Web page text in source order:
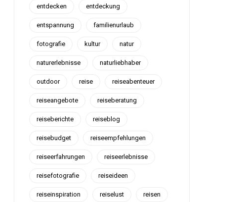
entdecken entdeckung
entspannung familienurlaub
fotografie kultur natur
naturerlebnisse naturliebhaber
outdoor reise reiseabenteuer
reiseangebote reiseberatung
reiseberichte reiseblog
reisebudget reiseempfehlungen
reiseerfahrungen reiseerlebnisse
reisefotografie reiseideen
reiseinspiration reiselust reisen